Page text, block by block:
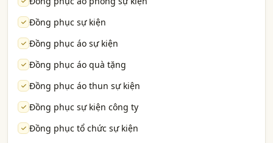
Đồng phục sự kiện
Đồng phục áo sự kiện
Đồng phục áo quà tặng
Đồng phục áo thun sự kiện
Đồng phục sự kiện công ty
Đồng phục tổ chức sự kiện